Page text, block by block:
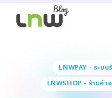
LNWPAY - ระบบ
LNWSHOP - ร้านค้า